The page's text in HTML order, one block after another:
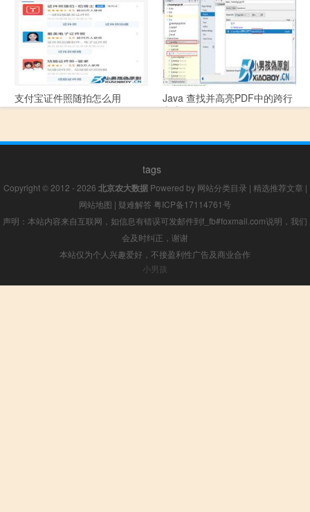
些问题？
支付宝证件照随拍怎么用
Java 查找并高亮PDF中的跨行
文本
tags
Copyright © 2012 - 2026 北京农大数据Powered by 网站分类目录 | 精选推荐文章 |
网站地图 | 疑难解答 粤ICP备17114761号
声明：本站内容来自互联网，如信息有错误可发邮件到f_fb#foxmail.com说明，我们
会及时纠正，谢谢
本站仅为个人兴趣爱好，不接盈利性广告及商业合作
小男孩